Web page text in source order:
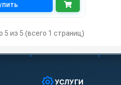
5 из 5 (всего 1 страниц)
УСЛУГИ